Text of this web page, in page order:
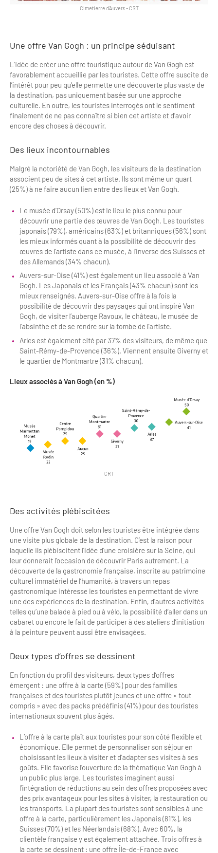
Cimetierre d'Auvers-CRT
Une offre Van Gogh : un principe séduisant
L’idée de créer une offre touristique autour de Van Gogh est
favorablement accueillie par les touristes. Cette offre suscite de
l’intérêt pour peu qu’elle permette une découverte plus vaste de
la destination, pas uniquement basée sur une approche
culturelle. En outre, les touristes interrogés ont le sentiment
finalement de ne pas connaître si bien cet artiste et d’avoir
encore des choses à découvrir.
Des lieux incontournables
Malgré la notoriété de Van Gogh, les visiteurs de la destination
associent peu de sites à cet artiste. Ils sont même un quart
(25%) à ne faire aucun lien entre des lieux et Van Gogh.
Le musée d’Orsay (50%) est le lieu le plus connu pour
découvrir une partie des œuvres de Van Gogh. Les touristes
japonais (79%), américains (63%) et britanniques (56%) sont
les mieux informés quant à la possibilité de découvrir des
œuvres de l’artiste dans ce musée, à l’inverse des Suisses et
des Allemands (34% chacun).
Auvers-sur-Oise (41%) est également un lieu associé à Van
Gogh. Les Japonais et les Français (43% chacun) sont les
mieux renseignés. Auvers-sur-Oise offre à la fois la
possibilité de découvrir des paysages qui ont inspiré Van
Gogh, de visiter l’auberge Ravoux, le château, le musée de
l’absinthe et de se rendre sur la tombe de l’artiste.
Arles est également cité par 37% des visiteurs, de même que
Saint-Rémy-de-Provence (36%). Viennent ensuite Giverny et
le quartier de Montmartre (31% chacun).
Lieux associés à Van Gogh (en %)
CRT
Des activités plébiscitées
Une offre Van Gogh doit selon les touristes être intégrée dans
une visite plus globale de la destination. C’est la raison pour
laquelle ils plébiscitent l’idée d’une croisière sur la Seine, qui
leur donnerait l’occasion de découvrir Paris autrement. La
découverte de la gastronomie française, inscrite au patrimoine
culturel immatériel de l’humanité, à travers un repas
gastronomique intéresse les touristes en permettant de vivre
une des expériences de la destination. Enfin, d’autres activités
telles qu’une balade à pied ou à vélo, la possibilité d’aller dans un
cabaret ou encore le fait de participer à des ateliers d’initiation
à la peinture peuvent aussi être envisagées.
Deux types d’offres se dessinent
En fonction du profil des visiteurs, deux types d’offres
émergent : une offre à la carte (59%) pour des familles
françaises et des touristes plutôt jeunes et une offre « tout
compris » avec des packs prédéfinis (41%) pour des touristes
internationaux souvent plus âgés.
L’offre à la carte plaît aux touristes pour son côté flexible et
économique. Elle permet de personnaliser son séjour en
choisissant les lieux à visiter et d’adapter ses visites à ses
goûts. Elle favorise l’ouverture de la thématique Van Gogh à
un public plus large. Les touristes imaginent aussi
l’intégration de réductions au sein des offres proposées avec
des prix avantageux pour les sites à visiter, la restauration ou
les transports. La plupart des touristes sont sensibles à une
offre à la carte, particulièrement les Japonais (81%), les
Suisses (70%) et les Néerlandais (68%). Avec 60%, la
clientèle française y est également attachée. Trois offres à
la carte se dessinent : une offre Île-de-France avec